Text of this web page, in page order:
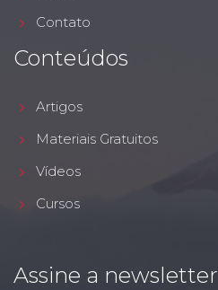
Contato
Conteúdos
Artigos
Materiais Gratuitos
Vídeos
Cursos
Assine a newsletter